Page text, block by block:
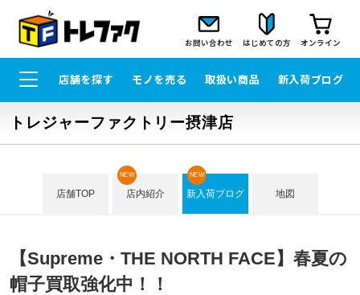
お問い合わせ はじめての方 オンライン
店舗を探す モノを売る 取扱い商品 新入荷ブログ
トレジャーファクトリー摂津店
店舗TOP 店内紹介
NEW
新入荷ブログ
NEW
地図
【Supreme・THE NORTH FACE】春夏の
帽子買取強化中！！